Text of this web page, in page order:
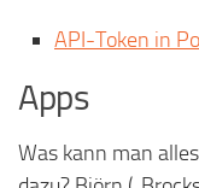
API-Token in
Apps
Was kann man